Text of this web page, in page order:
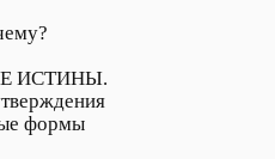
ИСТИНЫ.
формы